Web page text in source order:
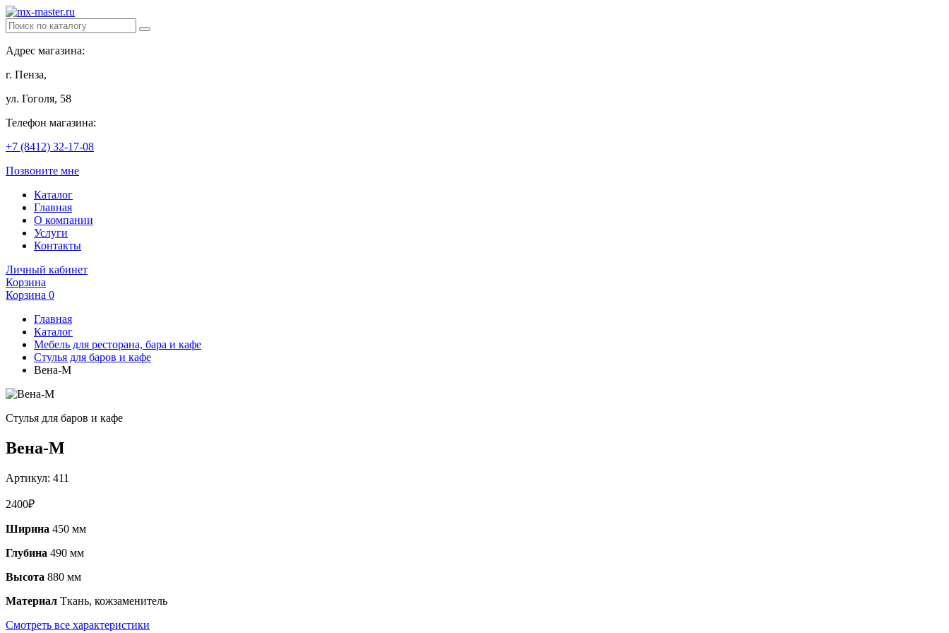
Адрес магазина:
г. Пенза,
ул. Гоголя, 58
Телефон магазина:
+7 (8412) 32-17-08
Позвоните мне
Каталог
Главная
О компании
Услуги
Контакты
Личный кабинет
Корзина
Корзина 0
Главная
Каталог
Мебель для ресторана, бара и кафе
Стулья для баров и кафе
Вена-М
Стулья для баров и кафе
Вена-М
Артикул: 411
2400₽
Ширина 450 мм
Глубина 490 мм
Высота 880 мм
Материал Ткань, кожзаменитель
Смотреть все характеристики